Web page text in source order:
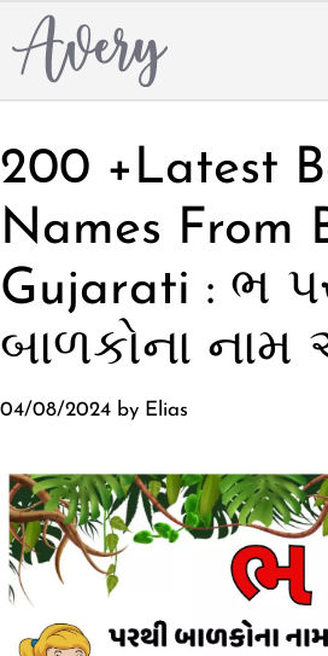
to
content
200 +Latest
Names From
Gujarati : ભ
બાળકોના નામ
04/08/2024 by Elias